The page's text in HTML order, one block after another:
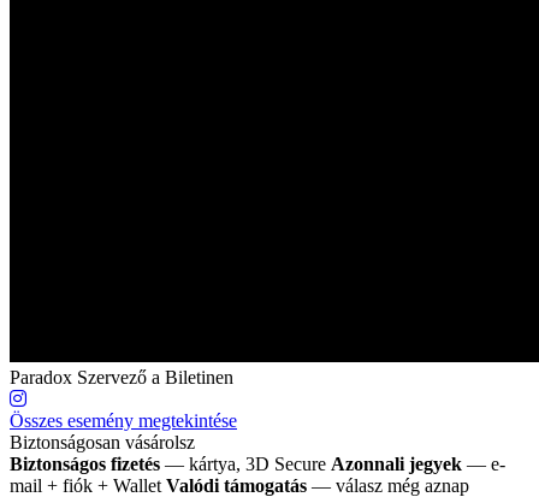
Paradox Szervező a Biletinen
Összes esemény megtekintése
Biztonságosan vásárolsz
Biztonságos fizetés — kártya, 3D Secure Azonnali jegyek — e-
mail + fiók + Wallet Valódi támogatás — válasz még aznap